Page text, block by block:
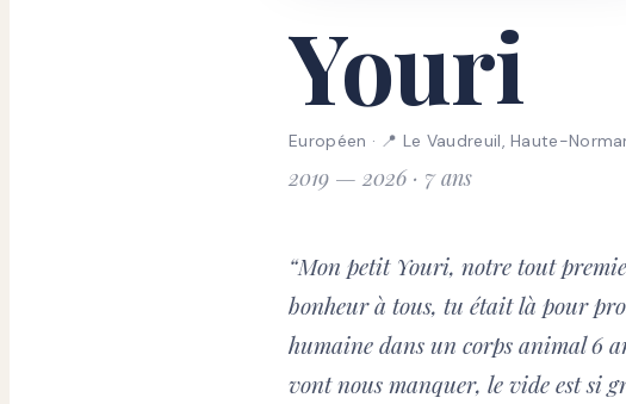
Youri
Européen · 📍 Le Vaudreuil, Haute-
2019 — 2026 · 7 ans
“Mon petit Youri, notre tout
bonheur à tous, tu était là pour
humaine dans un corps animal 6
vont nous manquer, le vide est si